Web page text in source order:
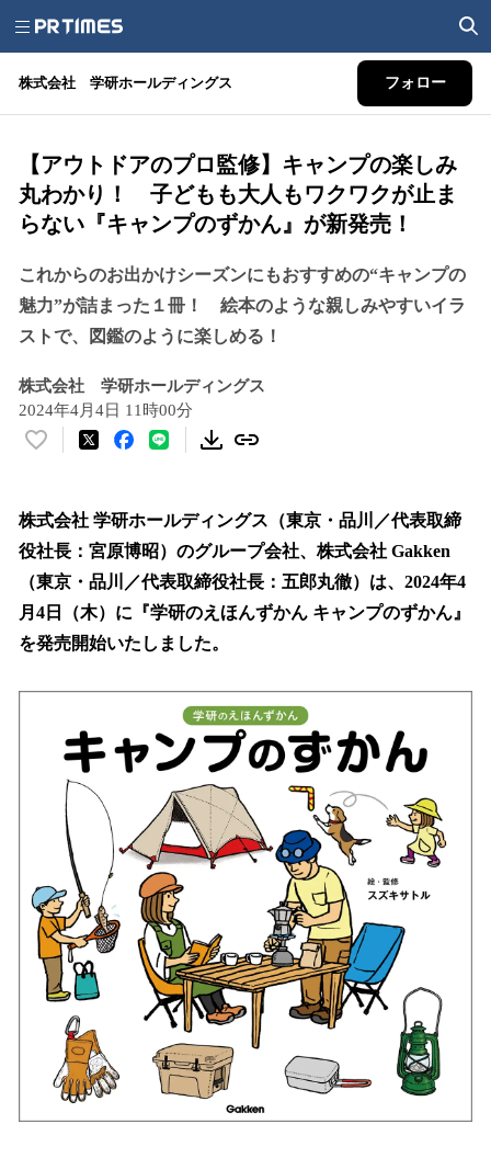
株式会社 学研ホールディングス フォロー
【アウトドアのプロ監修】キャンプの楽しみ
丸わかり！ 子どもも大人もワクワクが止ま
らない『キャンプのずかん』が新発売！
これからのお出かけシーズンにもおすすめの“キャンプの
魅力”が詰まった１冊！ 絵本のような親しみやすいイラ
ストで、図鑑のように楽しめる！
株式会社 学研ホールディングス
2024年4月4日 11時00分
い
！
数
を
読
み
込
み
株式会社 学研ホールディングス（東京・品川／代表取締
役社長：宮原博昭）のグループ会社、株式会社 Gakken
（東京・品川／代表取締役社長：五郎丸徹）は、2024年4
月4日（木）に『学研のえほんずかん キャンプのずかん』
を発売開始いたしました。